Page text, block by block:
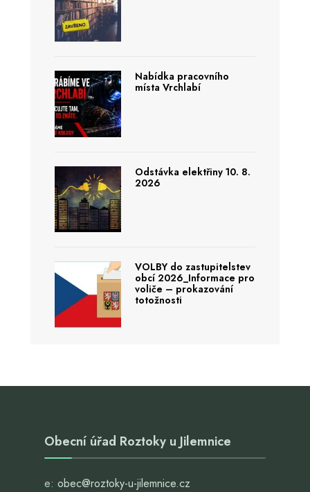
Nabídka pracovního
místa Vrchlabí
Odstávka elektřiny 10. 8.
2026
VOLBY do zastupitelstev
obcí 2026_Informace pro
voliče – prokazování
totožnosti
Obecní úřad Roztoky u Jilemnice
e: obec@roztoky-u-jilemnice.cz